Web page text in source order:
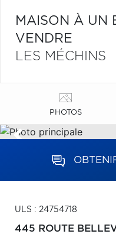
MAISON À UN
VENDRE
LES MÉCHINS
PHOTOS
ULS : 24754718
445 ROUTE